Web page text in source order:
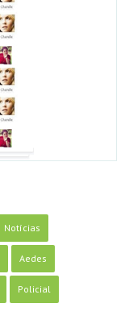
Notícias
Aedes
Policial